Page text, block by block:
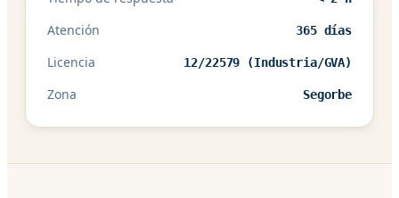
Atención 365 días
Licencia 12/22579 (Industria/GVA)
Zona Segorbe